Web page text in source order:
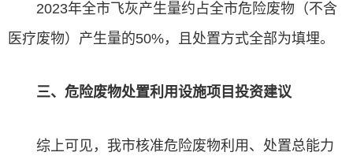
2023年全市飞灰产生量约占全市危险废物（不含
医疗废物）产生量的50%，且处置方式全部为填埋。
三、危险废物处置利用设施项目投资建议
综上可见，我市核准危险废物利用、处置总能力